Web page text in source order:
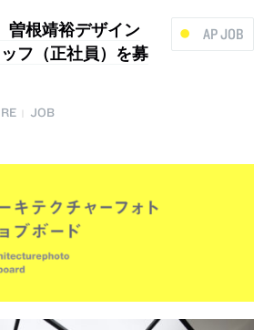
AP JOB
曽根靖裕デザイン
フ（正社員）を募
JOB